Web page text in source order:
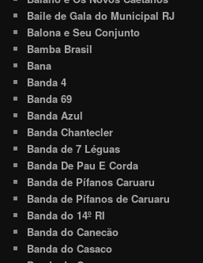
Baile de Gala do Municipal RJ
Balona e Seu Conjunto
Bamba Brasil
Bana
Banda 4
Banda 69
Banda Azul
Banda Chantecler
Banda de 7 Léguas
Banda De Pau E Corda
Banda de Pífanos Caruaru
Banda de Pífanos de Caruaru
Banda do 14º RI
Banda do Canecão
Banda do Casaco